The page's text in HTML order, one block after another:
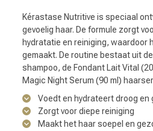
Kérastase Nutritive is speciaal
gevoelig haar. De formule zorgt
hydratatie en reiniging, waardoor
gemaakt. De routine bestaat uit
shampoo, de Fondant Lait Vital
Magic Night Serum (90 ml)
Voedt en hydrateert droog en
Zorgt voor diepe reiniging
Maakt het haar soepel en